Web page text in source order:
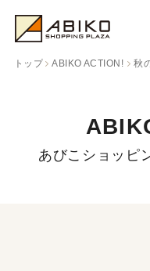
あびこショッピ
トップ ABIKO ACTION!
ショップガイド